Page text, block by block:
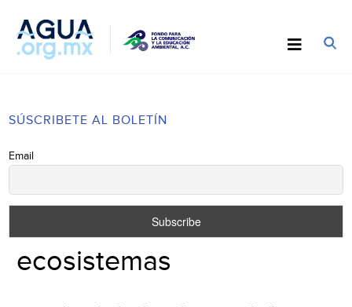
SÚSCRIBETE AL BOLETÍN
Email
ecosistemas